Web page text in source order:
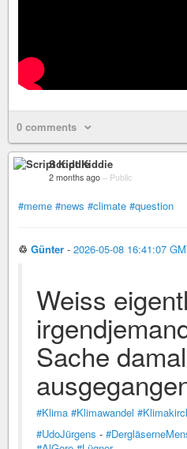
0 comments
Script Kiddie
2 months ago – Public
#meme #news #climate #question
♲ Günter - 2026-05-08 16:41:07
Weiss
Sache
#Klima #Klimawandel
#UdoJürgens -